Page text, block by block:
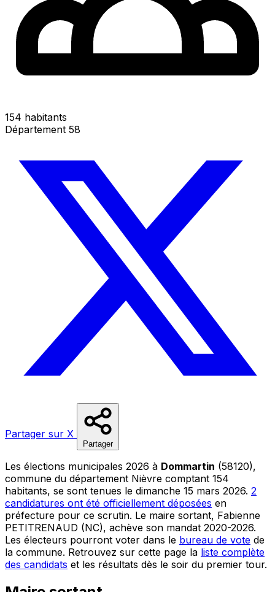
154 habitants
Département 58
Partager sur X
Partager
Les élections municipales 2026 à Dommartin (58120),
commune du département Nièvre comptant 154
habitants, se sont tenues le dimanche 15 mars 2026. 2
candidatures ont été officiellement déposées en
préfecture pour ce scrutin. Le maire sortant, Fabienne
PETITRENAUD (NC), achève son mandat 2020-2026.
Les électeurs pourront voter dans le bureau de vote de
la commune. Retrouvez sur cette page la liste complète
des candidats et les résultats dès le soir du premier tour.